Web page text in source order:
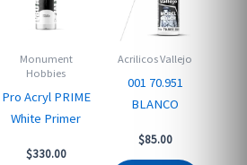
Monument
Hobbies
Pro Acryl PRIME
White Primer
$330.00
Acrilicos Vallejo
001 70.951
BLANCO
$85.00